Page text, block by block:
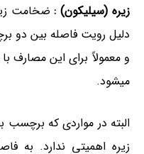
زیره (سیلیکون) :ضخامت
دلیل رویت فاصله بین دو
میشود.
البته در مواردی که
زیره اهمیتی ندارد. به